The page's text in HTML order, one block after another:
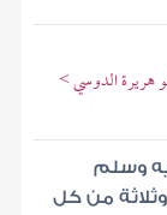
هريرة الدوسي >
وسلم
من كل